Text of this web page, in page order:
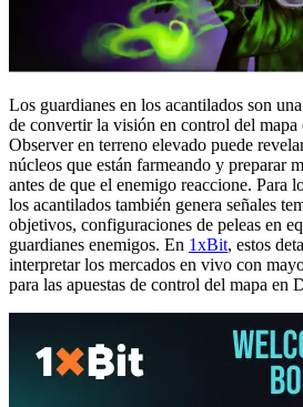
Los guardianes en los acantilados son
de convertir la visión en control del
Observer en terreno elevado puede
núcleos que están farmeando y preparar
antes de que el enemigo reaccione. Para
los acantilados también genera señales
objetivos, configuraciones de peleas en
guardianes enemigos. En 1xBit, estos
interpretar los mercados en vivo con
para las apuestas de control del mapa en